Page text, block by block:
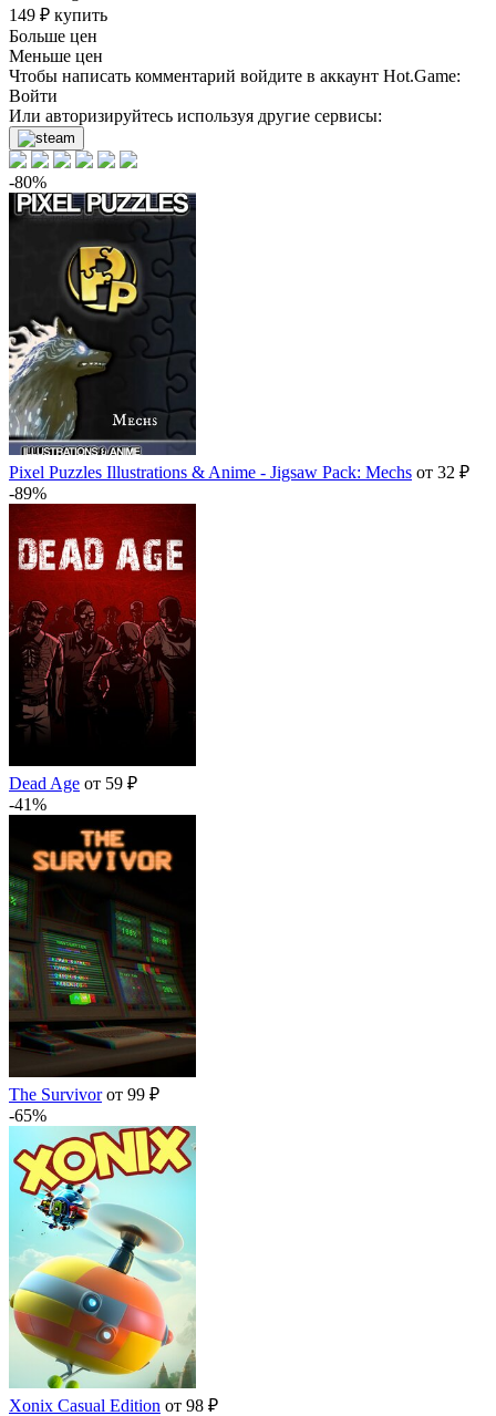
149 ₽ купить
Больше цен
Меньше цен
Чтобы написать комментарий войдите в аккаунт Hot.Game:
Войти
Или авторизируйтесь используя другие сервисы:
-80%
Pixel Puzzles Illustrations & Anime - Jigsaw Pack: Mechs от 32 ₽
-89%
Dead Age от 59 ₽
-41%
The Survivorот 99 ₽
-65%
Xonix Casual Edition от 98 ₽